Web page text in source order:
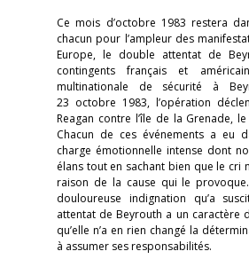
Ce mois d’octobre 1983 restera
chacun pour l’ampleur des
Europe, le double attentat de
contingents français et
multinationale de sécurité à
23 octobre 1983, l’opération
Reagan contre l’île de la Grenade,
Chacun de ces événements a eu
charge émotionnelle intense dont
élans tout en sachant bien que le cri
raison de la cause qui le
douloureuse indignation qu’a
attentat de Beyrouth a un caractère
qu’elle n’a en rien changé la
à assumer ses responsabilités.